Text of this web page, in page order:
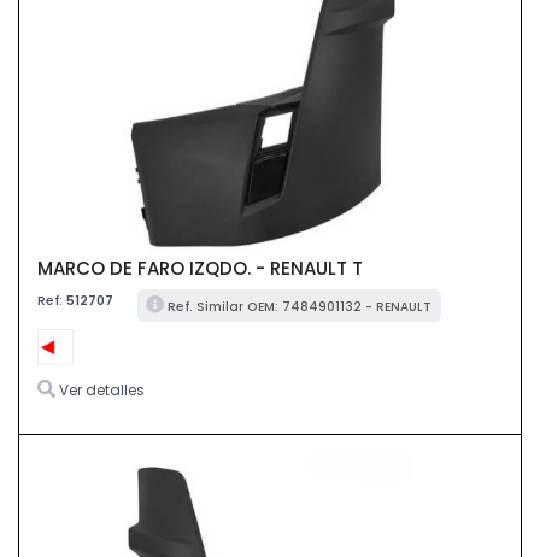
MARCO DE FARO IZQDO. - RENAULT T
Ref: 512707 Ref. Similar OEM: 7484901132 - RENAULT
Ver detalles